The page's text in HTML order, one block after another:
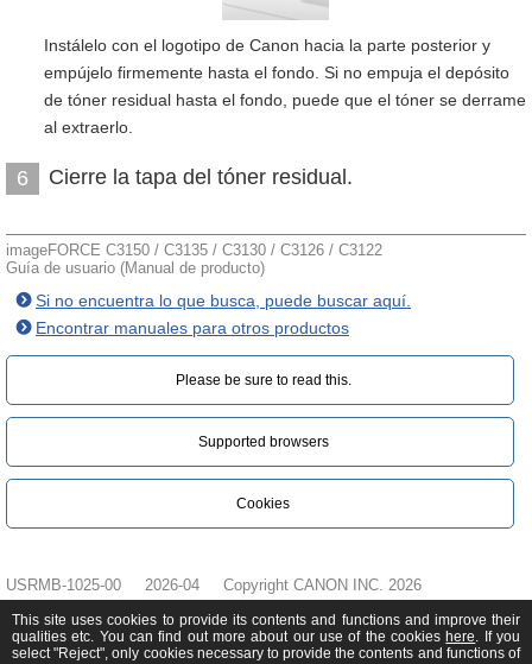
Instálelo con el logotipo de Canon hacia la parte posterior y
empújelo firmemente hasta el fondo. Si no empuja el depósito
de tóner residual hasta el fondo, puede que el tóner se derrame
al extraerlo.
6 Cierre la tapa del tóner residual.
imageFORCE C3150 / C3135 / C3130 / C3126 / C3122
Guía de usuario (Manual de producto)
Si no encuentra lo que busca, puede buscar aquí.
Encontrar manuales para otros productos
Please be sure to read this.‎
Supported browsers
Cookies
USRMB-1025-00 2026-04 Copyright CANON INC. 2026
This site uses cookies to provide its contents and functions and improve their
qualities etc. You can find out more about our use of the cookies here. If you
select "Reject", only cookies necessary to provide the contents and functions of